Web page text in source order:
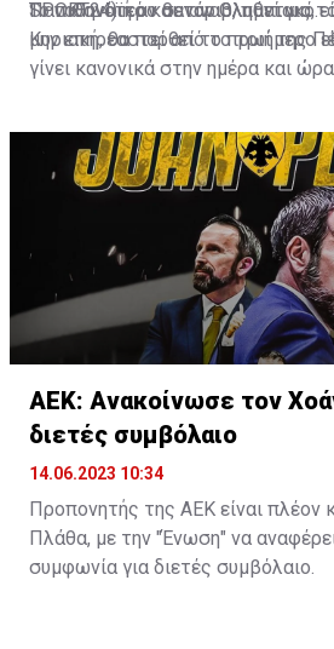
Παναθηναϊκό και τον Ολυμπιακό.
SPORT24) ή αν θα αναβληθεί για
Κυριακή, θα παρθεί το πρωί της
Το πιθανότερο σενάριο, πάντως,
μην επηρεαστεί από το τριήμερο
γίνει κανονικά στην ημέρα και
ΑΕΚ: Ανακοίνωσε τον
διετές συμβόλαιο
14.06.2023 10:34
Προπονητής της ΑΕΚ είναι πλέον
Πλάθα, με την "Ένωση" να
συμφωνία για διετές συμβόλαιο.